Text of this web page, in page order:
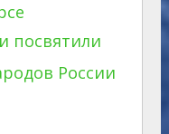
посвятили
России